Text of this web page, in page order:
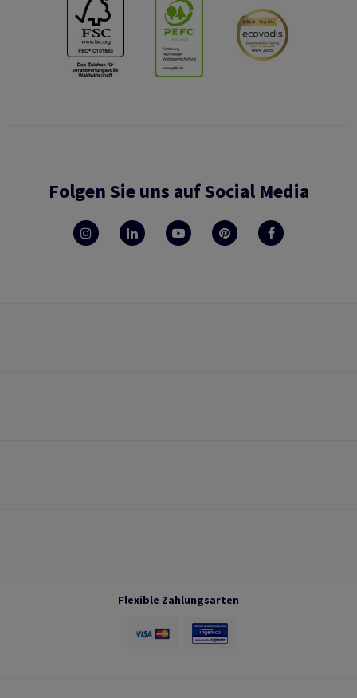
Folgen Sie uns auf Social Media
Flexible Zahlungsarten